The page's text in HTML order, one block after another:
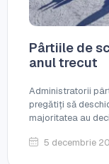
Pârtiile de
anul trecut
Administratorii
pregătiți să
majoritatea au
5 decembrie